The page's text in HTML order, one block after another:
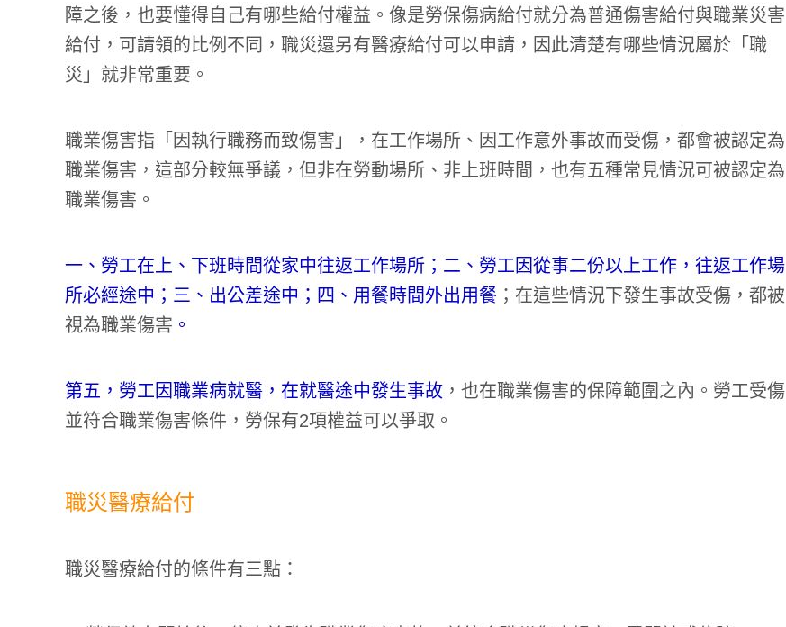
障之後，也要懂得自己有哪些給付權益。像是勞保傷病給付就分為普通傷害給付與職業災害
給付，可請領的比例不同，職災還另有醫療給付可以申請，因此清楚有哪些情況屬於「職
災」就非常重要。
職業傷害指「因執行職務而致傷害」，在工作場所、因工作意外事故而受傷，都會被認定為
職業傷害，這部分較無爭議，但非在勞動場所、非上班時間，也有五種常見情況可被認定為
職業傷害。
一、勞工在上、下班時間從家中往返工作場所；二、勞工因從事二份以上工作，往返工作場
所必經途中；三、出公差途中；四、用餐時間外出用餐 ；在這些情況下發生事故受傷，都被
視為職業傷害 。
第五，勞工因職業病就醫，在就醫途中發生事故 ，也在職業傷害的保障範圍之內。勞工受傷
並符合職業傷害條件，勞保有2項權益可以爭取。
職災醫療給付
職災醫療給付的條件有三點：